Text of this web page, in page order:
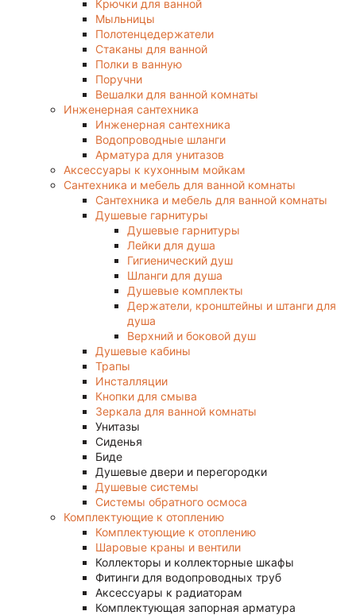
Крючки для ванной
Мыльницы
Полотенцедержатели
Стаканы для ванной
Полки в ванную
Поручни
Вешалки для ванной комнаты
Инженерная сантехника
Инженерная сантехника
Водопроводные шланги
Арматура для унитазов
Аксессуары к кухонным мойкам
Сантехника и мебель для ванной комнаты
Сантехника и мебель для ванной комнаты
Душевые гарнитуры
Душевые гарнитуры
Лейки для душа
Гигиенический душ
Шланги для душа
Душевые комплекты
Держатели, кронштейны и штанги для
душа
Верхний и боковой душ
Душевые кабины
Трапы
Инсталляции
Кнопки для смыва
Зеркала для ванной комнаты
Унитазы
Сиденья
Биде
Душевые двери и перегородки
Душевые системы
Системы обратного осмоса
Комплектующие к отоплению
Комплектующие к отоплению
Шаровые краны и вентили
Коллекторы и коллекторные шкафы
Фитинги для водопроводных труб
Аксессуары к радиаторам
Комплектующая запорная арматура